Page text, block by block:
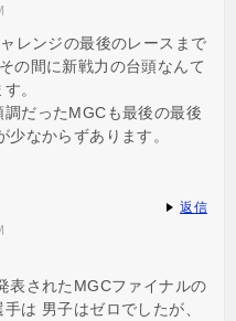
レンジの最後のレースまで
の間に新戦力の台頭なんて
。
だったMGCも最後の最後
なからずあります。
表されたMGCファイナルの
は 男子はゼロでしたが、
返信